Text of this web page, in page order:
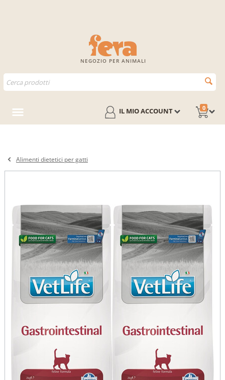
NEGOZIO PER ANIMALI
0
IL MIO ACCOUNT
Alimenti dietetici per gatti